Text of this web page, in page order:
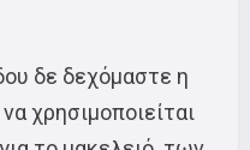
δε δεχόμαστε η
χρησιμοποιείται